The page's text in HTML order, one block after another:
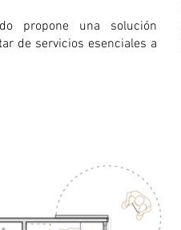
propone una solución
de servicios esenciales a